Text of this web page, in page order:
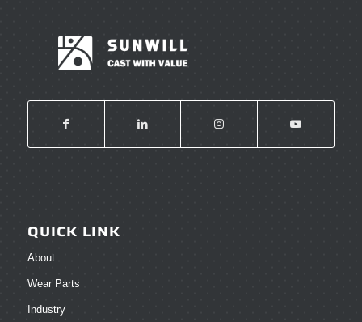
QUICK LINK
About
Wear Parts
Industry